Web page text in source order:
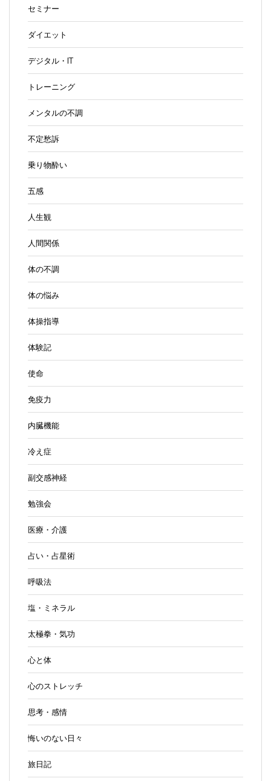
セミナー
ダイエット
デジタル・IT
トレーニング
メンタルの不調
不定愁訴
乗り物酔い
五感
人生観
人間関係
体の不調
体の悩み
体操指導
体験記
使命
免疫力
内臓機能
冷え症
副交感神経
勉強会
医療・介護
占い・占星術
呼吸法
塩・ミネラル
太極拳・気功
心と体
心のストレッチ
思考・感情
悔いのない日々
旅日記